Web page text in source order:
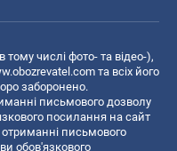
тому числі фото- та відео-),
та всіх його
заборонено.
письмового дозволу
посилання на сайт
отриманні письмового
обов'язкового